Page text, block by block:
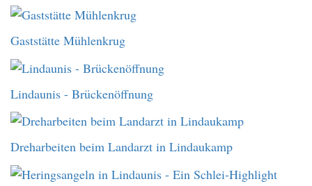
Gaststätte Mühlenkrug
Lindaunis - Brückenöffnung
Dreharbeiten beim Landarzt in Lindaukamp